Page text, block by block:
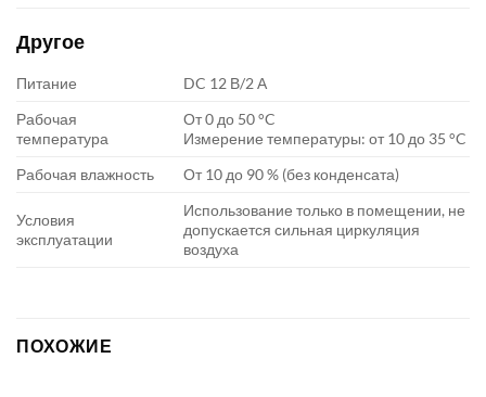
Другое
Питание
DC 12 В/2 А
Рабочая
температура
От 0 до 50 °C
Измерение температуры: от 10 до 35 °C
Рабочая влажность
От 10 до 90 % (без конденсата)
Условия
эксплуатации
Использование только в помещении, не
допускается сильная циркуляция
воздуха
ПОХОЖИЕ